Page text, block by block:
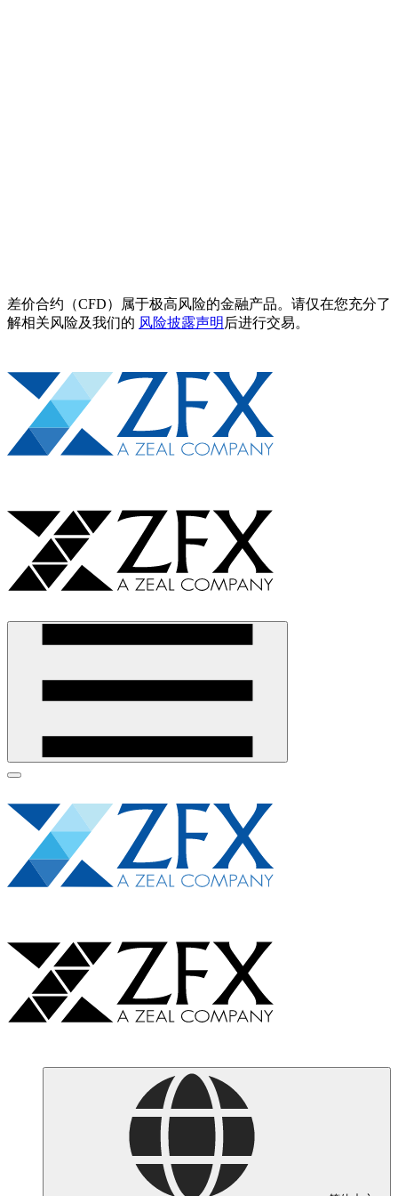
差价合约（CFD）属于极高风险的金融产品。请仅在您充分了
解相关风险及我们的 风险披露声明 后进行交易。